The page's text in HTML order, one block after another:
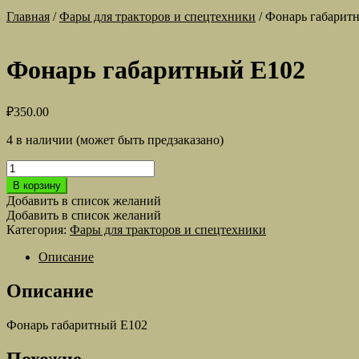
Главная /Фары для тракторов и спецтехники /Фонарь
Фонарь габаритный Е102
₽350.00
4 в наличии (может быть предзаказано)
Количество
товара
Фонарь
габаритный
Е102
В корзину
Добавить в список желаний
Добавить в список желаний
Категория: Фары для тракторов и спецтехники
Описание
Описание
Фонарь габаритный Е102